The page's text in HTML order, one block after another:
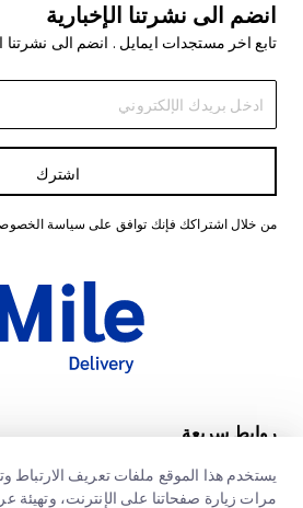
انضم الى نشرتنا الإخبارية
تابع اخر مستجدات ايمايل . انضم الى نشرتنا
اشترك
من خلال اشتراكك فإنك توافق على سياسة
روابط سريعة
مواقع مكاتبنا
الشركات الكبرى
يستخدم هذا الموقع ملفات تعريف الارتباط
مرات زيارة صفحاتنا على الإنترنت، وتهيئة